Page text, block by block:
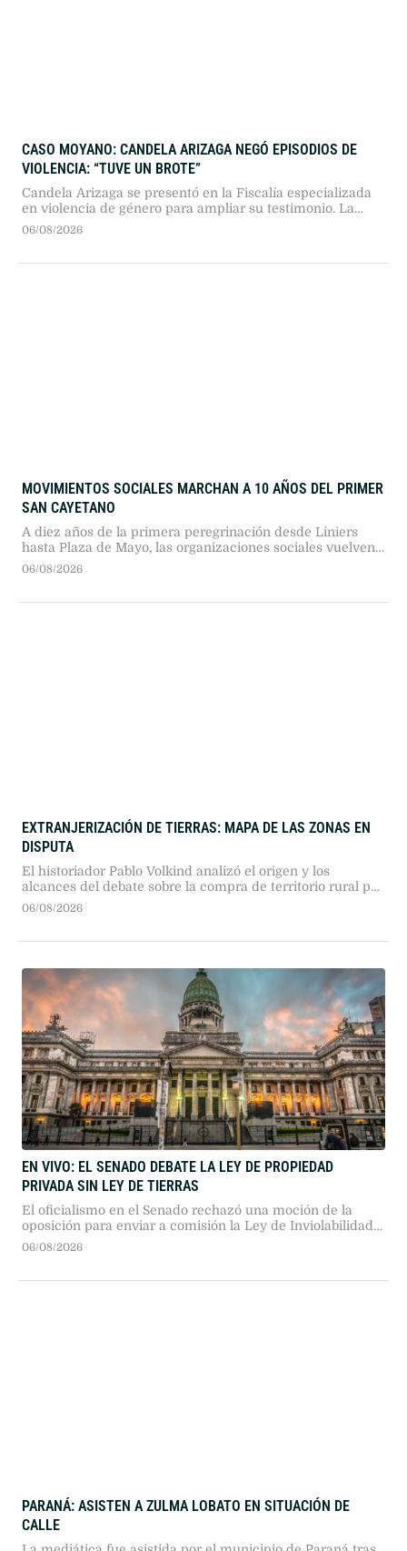
CASO MOYANO: CANDELA ARIZAGA NEGÓ EPISODIOS DE
VIOLENCIA: “TUVE UN BROTE”
Candela Arizaga se presentó en la Fiscalía especializada
en violencia de género para ampliar su testimonio. La
joven negó haber sufrido agresiones por parte de Facundo
06/08/2026
MOVIMIENTOS SOCIALES MARCHAN A 10 AÑOS DEL PRIMER
SAN CAYETANO
A diez años de la primera peregrinación desde Liniers
hasta Plaza de Mayo, las organizaciones sociales vuelven
a marchar este 7 de agosto. La UTEP, la CGT y las CTA
06/08/2026
EXTRANJERIZACIÓN DE TIERRAS: MAPA DE LAS ZONAS EN
DISPUTA
El historiador Pablo Volkind analizó el origen y los
alcances del debate sobre la compra de territorio rural por
capitales extranjeros. Tras la decisión del Senado de
06/08/2026
EN VIVO: EL SENADO DEBATE LA LEY DE PROPIEDAD
PRIVADA SIN LEY DE TIERRAS
El oficialismo en el Senado rechazó una moción de la
oposición para enviar a comisión la Ley de Inviolabilidad
de la Propiedad Privada. Con 38 votos a favor, La Libertad
06/08/2026
PARANÁ: ASISTEN A ZULMA LOBATO EN SITUACIÓN DE
CALLE